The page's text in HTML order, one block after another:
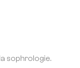
sophrologie.